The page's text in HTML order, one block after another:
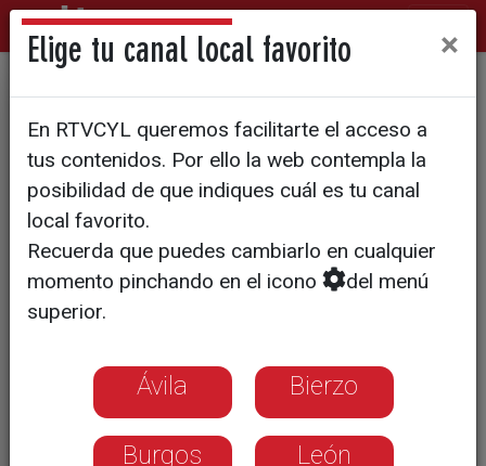
Jardín japonés en el corazón
de la Ribera del Duero
Elige tu canal local favorito ×
En RTVCYL queremos facilitarte el acceso a
tus contenidos. Por ello la web contempla la
posibilidad de que indiques cuál es tu canal
local favorito.
Recuerda que puedes cambiarlo en cualquier
momento pinchando en el icono
del menú
superior.
Ávila Bierzo
Burgos León